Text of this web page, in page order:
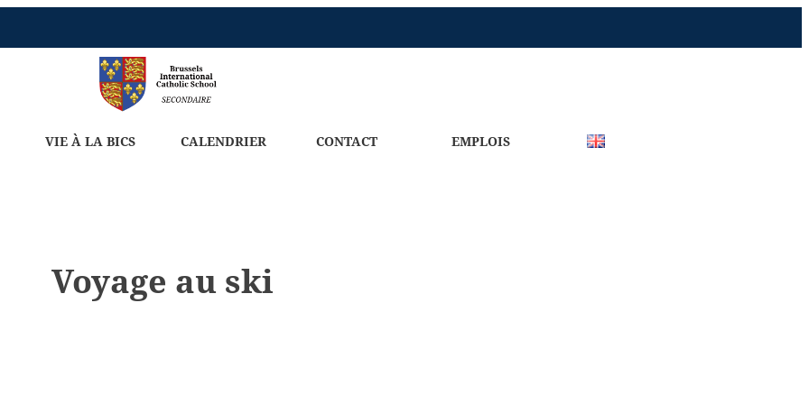
VIE À LA BICS CALENDRIER CONTACT EMPLOIS
Voyage au ski